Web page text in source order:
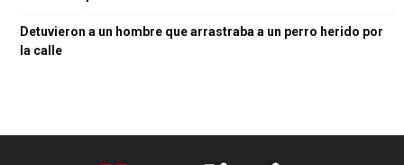
Detuvieron a un hombre que arrastraba a un perro herido por
la calle